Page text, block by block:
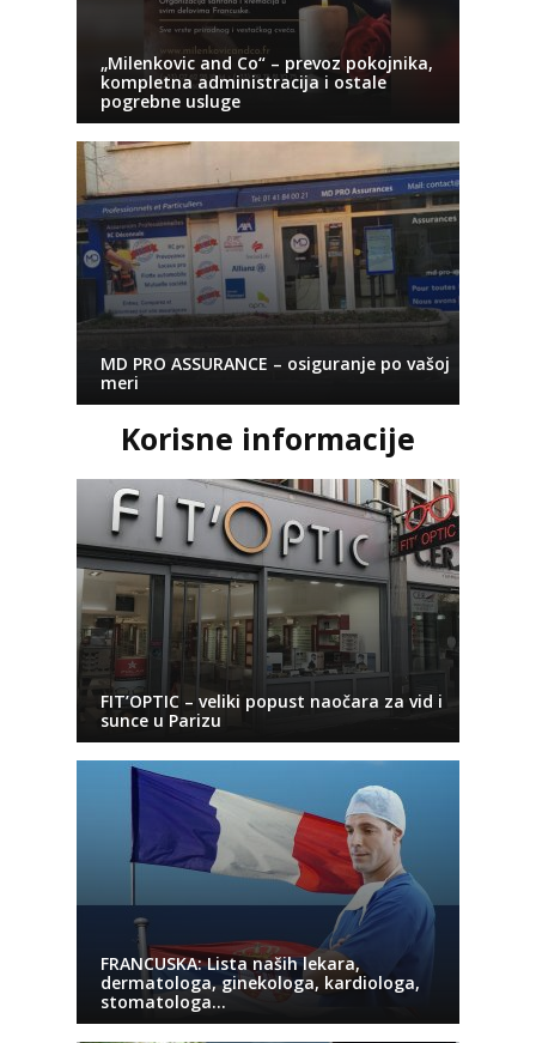
„Milenkovic and Co“ – prevoz pokojnika,
kompletna administracija i ostale
pogrebne usluge
MD PRO ASSURANCE – osiguranje po vašoj
meri
Korisne informacije
FIT’OPTIC – veliki popust naočara za vid i
sunce u Parizu
FRANCUSKA: Lista naših lekara,
dermatologa, ginekologa, kardiologa,
stomatologa…